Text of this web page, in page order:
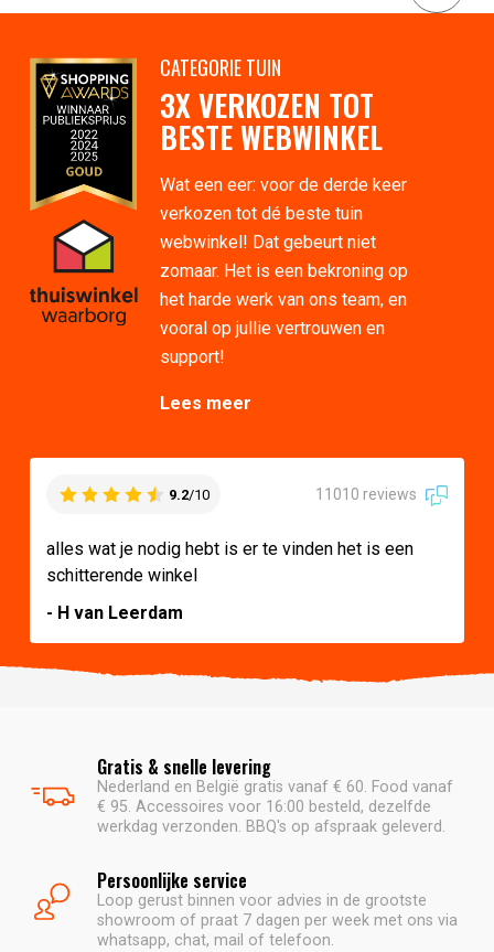
CATEGORIE TUIN
3X VERKOZEN TOT
BESTE WEBWINKEL
Wat een eer: voor de derde keer
verkozen tot dé beste tuin
webwinkel! Dat gebeurt niet
zomaar. Het is een bekroning op
het harde werk van ons team, en
vooral op jullie vertrouwen en
support!
Lees meer
9.2/10 11010 reviews
alles wat je nodig hebt is er te vinden het is een
schitterende winkel
- H van Leerdam
Gratis & snelle levering
Nederland en België gratis vanaf € 60. Food vanaf
€ 95. Accessoires voor 16:00 besteld, dezelfde
werkdag verzonden. BBQ's op afspraak geleverd.
Persoonlijke service
Loop gerust binnen voor advies in de grootste
showroom of praat 7 dagen per week met ons via
whatsapp, chat, mail of telefoon.